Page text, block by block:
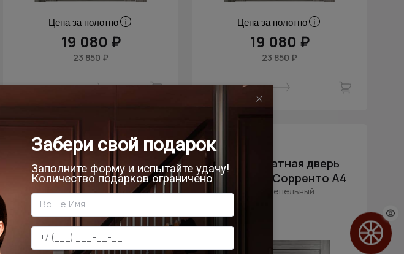
Цена за полотно
19 080 ₽
23 850 ₽
Цена за полотно
19 080 ₽
23 850 ₽
Межкомнатная дверь Tivoli /
Тиволи Б-3
Орех пепельный
Межкомнатная дверь
Sorrento / Сорренто А4
Орех пепельный